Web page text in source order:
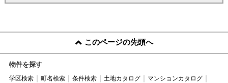
このページの先頭へ
物件を探す
学区検索 町名検索 条件検索 土地カタログ
マンションカタログ